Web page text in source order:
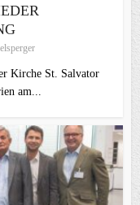
Kirche St. Salvator
am...